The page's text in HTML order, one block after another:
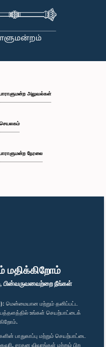
மதிக்கிறோம்
பின்வருவனவற்றை நீங்கள்
மென்மையான மற்றும் தனிப்பட்ட
உங்கள் செயற்பாட்டைக்
பாதுகாப்பு மற்றும் செயற்பாட்டை
சாதன விவரங்கள் மற்றும் பிற
பாராளுமன்ற அலுவல்கள்
செயலகம்
பாராளுமன்ற நேரலை